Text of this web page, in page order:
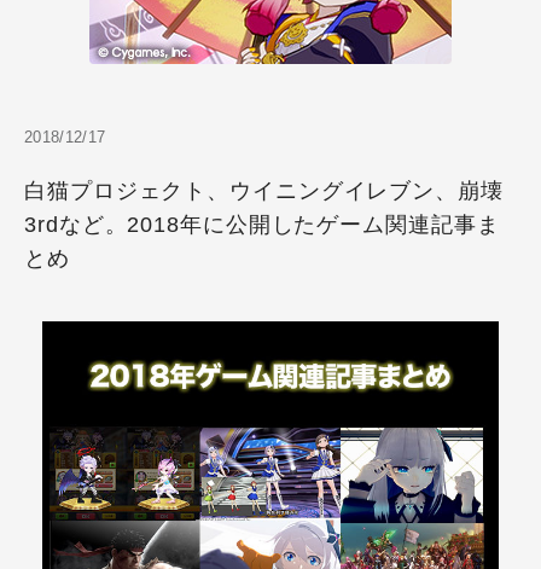
2018/12/17
白猫プロジェクト、ウイニングイレブン、崩壊
3rdなど。2018年に公開したゲーム関連記事ま
とめ